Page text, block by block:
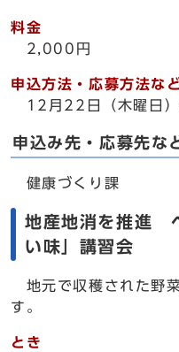
料金
2,000円
申込方法・応募方法な
12月22日（木曜日）
申込み先・応募先
健康づくり課
地産地消を推進
い味」講習会
地元で収穫された野
す。
とき